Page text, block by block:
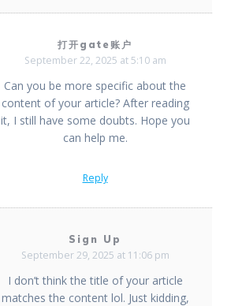
打开gate账户
September 22, 2025 at 5:10 am
Can you be more specific about the
content of your article? After reading
it, I still have some doubts. Hope you
can help me.
Reply
Sign Up
September 29, 2025 at 11:06 pm
I don’t think the title of your article
matches the content lol. Just kidding,